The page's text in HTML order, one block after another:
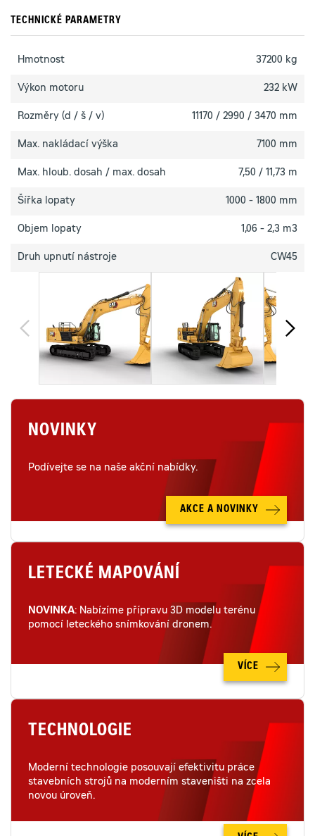
TECHNICKÉ PARAMETRY
Hmotnost 37200 kg
Výkon motoru 232 kW
Rozměry (d / š / v) 11170 / 2990 / 3470 mm
Max. nakládací výška 7100 mm
Max. hloub. dosah / max. dosah 7,50 / 11,73 m
Šířka lopaty 1000 - 1800 mm
Objem lopaty 1,06 - 2,3 m3
Druh upnutí nástroje CW45
NOVINKY
Podívejte se na naše akční nabídky.
AKCE A NOVINKY
LETECKÉ MAPOVÁNÍ
NOVINKA: Nabízíme přípravu 3D modelu terénu
pomocí leteckého snímkování dronem.
VÍCE
TECHNOLOGIE
Moderní technologie posouvají efektivitu práce
stavebních strojů na moderním staveništi na zcela
novou úroveň.